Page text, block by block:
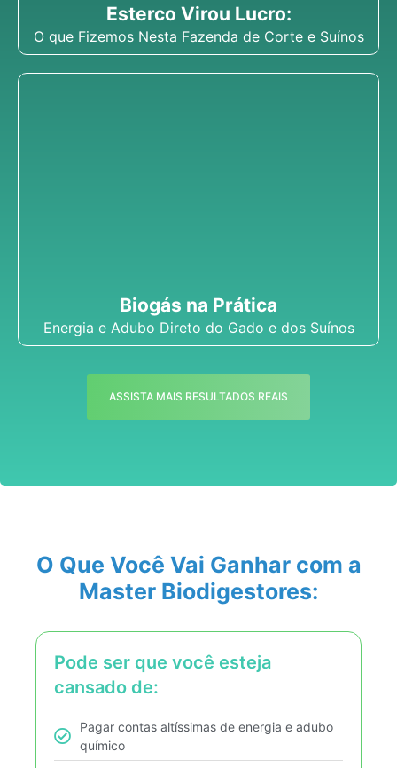
Esterco Virou Lucro:
O que Fizemos Nesta Fazenda de Corte e Suínos
Biogás na Prática
Energia e Adubo Direto do Gado e dos Suínos
ASSISTA MAIS RESULTADOS REAIS
O Que Você Vai Ganhar com a
Master Biodigestores:
Pode ser que você esteja
cansado de:
Pagar contas altíssimas de energia e adubo
químico